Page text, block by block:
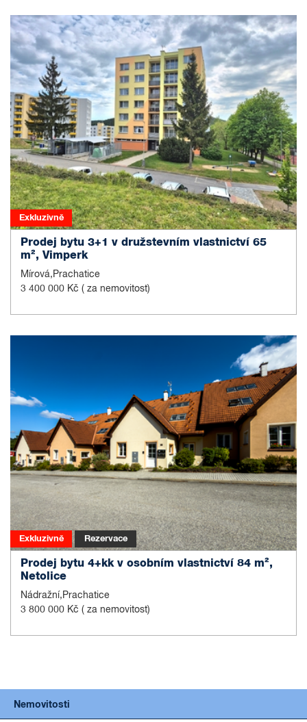
Exkluzivně
Prodej bytu 3+1 v družstevním vlastnictví 65
m², Vimperk
Mírová,Prachatice
3 400 000 Kč ( za nemovitost)
Exkluzivně Rezervace
Prodej bytu 4+kk v osobním vlastnictví 84 m²,
Netolice
Nádražní,Prachatice
3 800 000 Kč ( za nemovitost)
Nemovitosti